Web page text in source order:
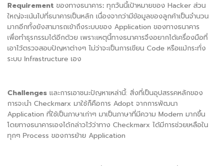
Requirement ของทางธนาคาร: ทุกวันนี้เป้าหมายของ Hacker ส่วน
ใหญ่จะเน้นไปที่ธนาคารเป็นหลัก เนื่องจากว่ามีข้อมูลของลูกค้าเป็นจำนวน
มากอีกทั้งยังสามารถเข้าถึงระบบของ Application ของทางธนาคาร
เพื่อทำธุรกรรมได้อีกด้วย เพราะเหตุนี้ทางธนาคารจึงอยากได้เครื่องมือที่
เอาไว้ตรวจสอบปัญหาต่างๆ ไม่ว่าจะเป็นการเขียน Code หรือแม้กระทั่ง
ระบบ Infrastructure เอง
Challenges และการเอาชนะปัญหาเหล่านี้: สิ่งที่เป็นอุปสรรคหลักของ
การจะนำ Checkmarx มาใช้ก็คือการ Adopt จากการพัฒนา
Application ที่ใช้เป็นภาษาเก่าๆ มาเป็นภาษาที่มีความ Modern มากขึ้น
โดยทางธนาคารเองได้กล่าวไว้ว่าทาง Checkmarx ได้มีการช่วยเหลือใน
ทุกๆ Process ของการย้าย Application